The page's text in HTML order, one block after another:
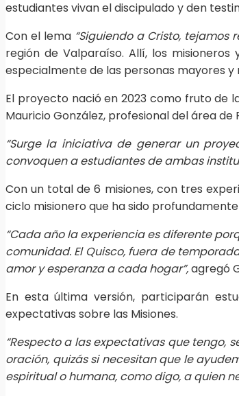
estudiantes vivan el discipulado y den
Con el lema“Siguiendo a Cristo, tejamos
región de Valparaíso. Allí, los
especialmente de las personas mayores y
El proyecto nació en 2023 como fruto de
Mauricio González, profesional del área
“Surge la iniciativa de generar un
convoquen a estudiantes de ambas
Con un total de 6 misiones, con tres
ciclo misionero que ha sido
“Cada año la experiencia es diferente
comunidad. El Quisco, fuera de
amor y esperanza a cada hogar”,agregó
En esta última versión, participarán
expectativas sobre las Misiones.
“Respecto a las expectativas que tengo,
oración, quizás si necesitan que le
espiritual o humana, como digo, a quien